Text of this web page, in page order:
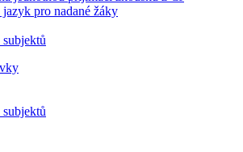
pro nadané žáky